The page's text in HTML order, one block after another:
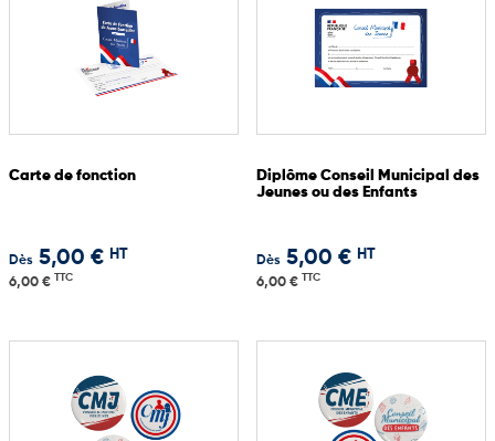
Carte de fonction
Dès 5,00 € HT
6,00 € TTC
Diplôme Conseil Municipal des
Jeunes ou des Enfants
Dès 5,00 € HT
6,00 € TTC